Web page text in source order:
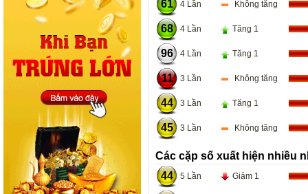
61
4 Lần Không tăng
68 4 Lần Tăng 1
96 4 Lần Tăng 1
11 3 Lần Không tăng
44 3 Lần Tăng 1
45 3 Lần Không tăng
Các cặp số xuất hiện nhiều
44
5 Lần Giảm 1